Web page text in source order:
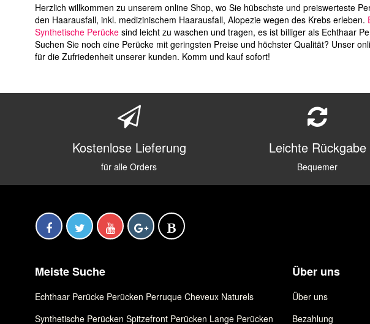
Herzlich willkommen zu unserem online Shop, wo Sie hübschste und preiswerteste
den Haarausfall, inkl. medizinischem Haarausfall, Alopezie wegen des Krebs erleben.
Synthetische Perücke sind leicht zu waschen und tragen, es ist billiger als Echthaar
Suchen Sie noch eine Perücke mit geringsten Preise und höchster Qualität? Unser
für die Zufriedenheit unserer kunden. Komm und kauf sofort!
Kostenlose Lieferung
für alle Orders
Leichte Rückgabe
Bequemer
Meiste Suche
Echthaar Perücke Perücken Perruque Cheveux Naturels
Synthetische Perücken Spitzefront Perücken Lange Perücken
Über uns
Über uns
Bezahlung